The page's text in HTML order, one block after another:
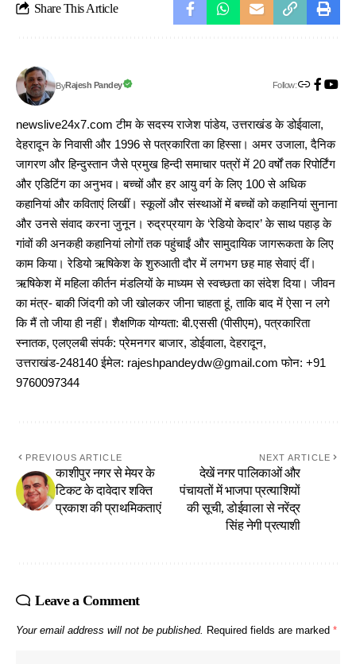
Share This Article
ByRajesh Pandey Follow:
newslive24x7.com टीम के सदस्य राजेश पांडेय, उत्तराखंड के डोईवाला,
देहरादून के निवासी और 1996 से पत्रकारिता का हिस्सा। अमर उजाला, दैनिक
जागरण और हिन्दुस्तान जैसे प्रमुख हिन्दी समाचार पत्रों में 20 वर्षों तक रिपोर्टिंग
और एडिटिंग का अनुभव। बच्चों और हर आयु वर्ग के लिए 100 से अधिक
कहानियां और कविताएं लिखीं। स्कूलों और संस्थाओं में बच्चों को कहानियां सुनाना
और उनसे संवाद करना जुनून। रुद्रप्रयाग के ‘रेडियो केदार’ के साथ पहाड़ के
गांवों की अनकही कहानियां लोगों तक पहुंचाईं और सामुदायिक जागरूकता के लिए
काम किया। रेडियो ऋषिकेश के शुरुआती दौर में लगभग छह माह सेवाएं दीं।
ऋषिकेश में महिला कीर्तन मंडलियों के माध्यम से स्वच्छता का संदेश दिया। जीवन
का मंत्र- बाकी जिंदगी को जी खोलकर जीना चाहता हूं, ताकि बाद में ऐसा न लगे
कि मैं तो जीया ही नहीं। शैक्षणिक योग्यता: बी.एससी (पीसीएम), पत्रकारिता
स्नातक, एलएलबी संपर्क: प्रेमनगर बाजार, डोईवाला, देहरादून,
उत्तराखंड-248140 ईमेल: rajeshpandeydw@gmail.com फोन: +91
9760097344
PREVIOUS ARTICLE
काशीपुर नगर से मेयर के
टिकट के दावेदार शक्ति
प्रकाश की प्राथमिकताएं
NEXT ARTICLE
देखें नगर पालिकाओं और
पंचायतों में भाजपा प्रत्याशियों
की सूची, डोईवाला से नरेंद्र
सिंह नेगी प्रत्याशी
Leave a Comment
Your email address will not be published. Required fields are marked *